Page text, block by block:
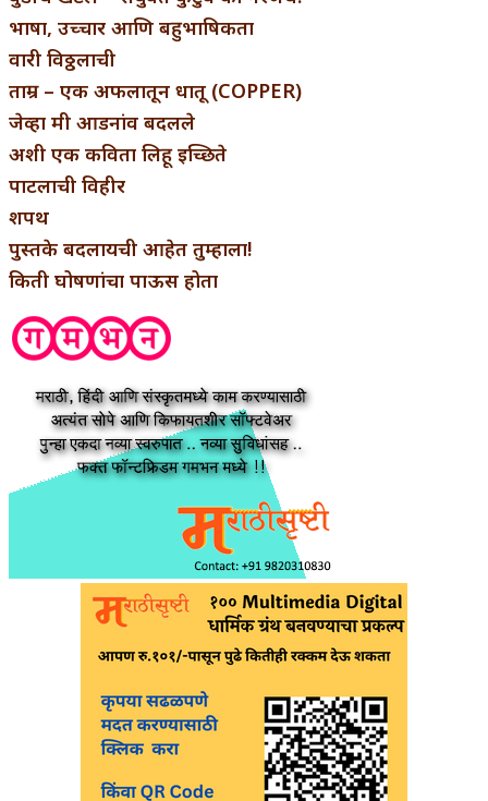
भाषा, उच्चार आणि बहुभाषिकता
वारी विठ्ठलाची
ताम्र – एक अफलातून धातू (COPPER)
जेव्हा मी आडनांव बदलले
अशी एक कविता लिहू इच्छिते
पाटलाची विहीर
शपथ
पुस्तके बदलायची आहेत तुम्हाला!
किती घोषणांचा पाऊस होता